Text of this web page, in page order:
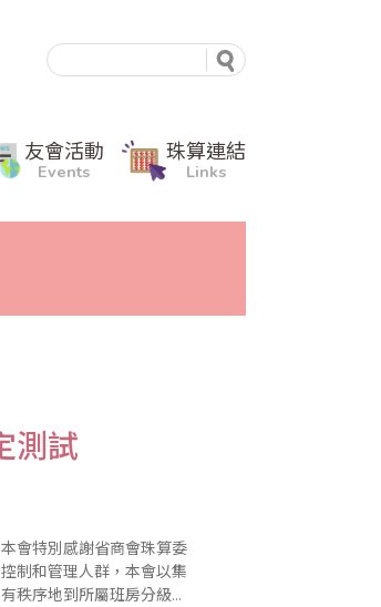
友會活動
Events
珠算連結
Links
測試
會特別感謝省商會珠算委
制和管理人群，本會以集
秩序地到所屬班房分級考